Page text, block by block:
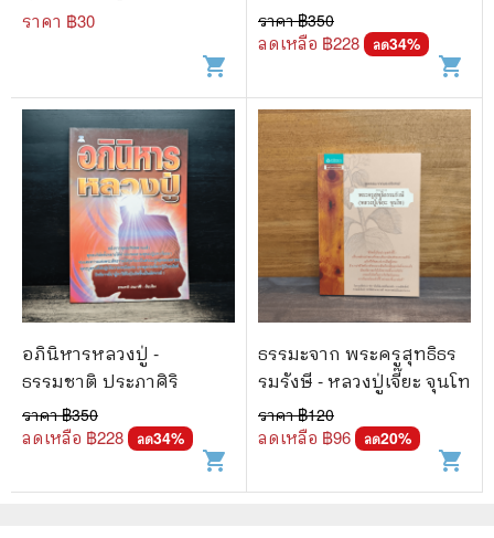
ราคา ฿30
shopping_cart
ราคา ฿350
ลดเหลือ ฿228 ลด34%
shopping_cart
อภินิหารหลวงปู่ -
ธรรมชาติ ประภาศิริ
ราคา ฿350
ลดเหลือ ฿228 ลด34%
shopping_cart
ธรรมะจาก พระครูสุทธิธร
รมรังษี - หลวงปู่เจี๊ยะ จุนโท
ราคา ฿120
ลดเหลือ ฿96 ลด20%
shopping_cart